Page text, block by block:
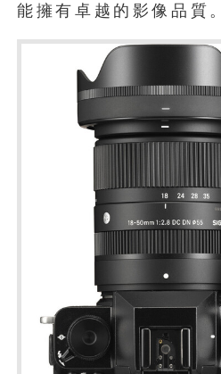
能擁有卓越的影像品質。